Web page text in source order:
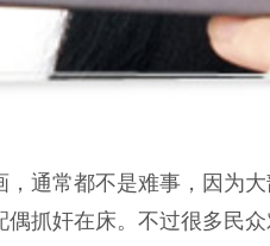
通常都不是难事，因为
抓奸在床。不过很多民